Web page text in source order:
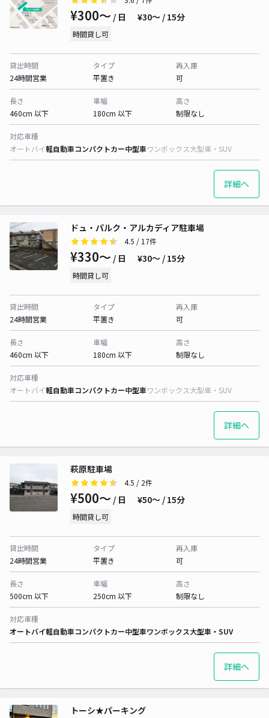
¥300〜 / 日 ¥30〜 / 15分
時間貸し可
貸出時間
24時間営業
タイプ
平置き
再入庫
可
長さ
460cm 以下
車幅
180cm 以下
高さ
制限なし
対応車種
オートバイ軽自動車コンパクトカー中型車ワンボックス大型車・SUV
詳細へ
ドュ・パルク・アルカディア駐車場
4.5 / 17件
¥330〜 / 日 ¥30〜 / 15分
時間貸し可
貸出時間
24時間営業
タイプ
平置き
再入庫
可
長さ
460cm 以下
車幅
180cm 以下
高さ
制限なし
対応車種
オートバイ軽自動車コンパクトカー中型車ワンボックス大型車・SUV
詳細へ
萩原駐車場
4.5 / 2件
¥500〜 / 日 ¥50〜 / 15分
時間貸し可
貸出時間
24時間営業
タイプ
平置き
再入庫
可
長さ
500cm 以下
車幅
250cm 以下
高さ
制限なし
対応車種
オートバイ軽自動車コンパクトカー中型車ワンボックス大型車・SUV
詳細へ
トーシ★パーキング